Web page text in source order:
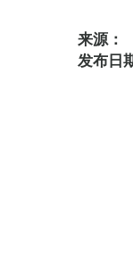
来源：
发布日